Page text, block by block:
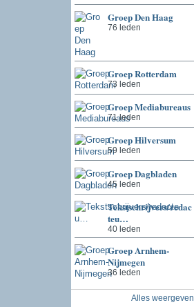
Groep Den Haag
76 leden
Groep Rotterdam
73 leden
Groep Mediabureaus
71 leden
Groep Hilversum
59 leden
Groep Dagbladen
45 leden
Tekstschrijvers/redac
teu…
40 leden
Groep Arnhem-
Nijmegen
36 leden
Alles weergeven